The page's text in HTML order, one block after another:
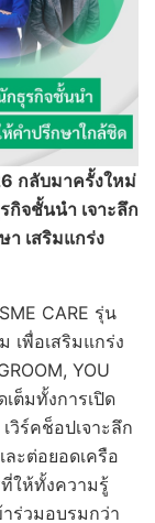
กลับมาครั้งใหม่
กิจชั้นนำ เจาะลึก
เสริมแกร่ง
CARE รุ่น
เพื่อเสริมแกร่ง
YOU
เต็มทั้งการเปิด
วิร์คช็อปเจาะลึก
ะต่อยอดเครือ
ให้ทั้งความรู้
ร่วมอบรมกว่า